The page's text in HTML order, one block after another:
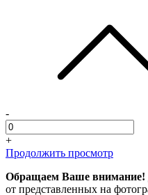
-
+
Продолжить просмотр
Обращаем Ваше внимание!
от представленных на